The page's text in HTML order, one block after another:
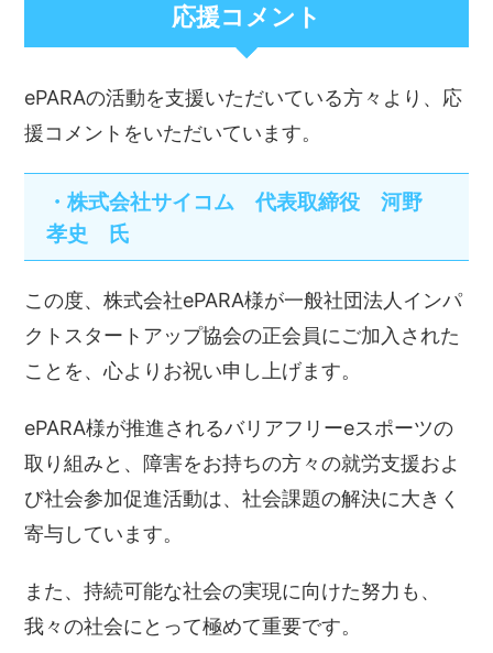
応援コメント
ePARAの活動を支援いただいている方々より、応
援コメントをいただいています。
・株式会社サイコム 代表取締役 河野
孝史 氏
この度、株式会社ePARA様が一般社団法人インパ
クトスタートアップ協会の正会員にご加入された
ことを、心よりお祝い申し上げます。
ePARA様が推進されるバリアフリーeスポーツの
取り組みと、障害をお持ちの方々の就労支援およ
び社会参加促進活動は、社会課題の解決に大きく
寄与しています。
また、持続可能な社会の実現に向けた努力も、
我々の社会にとって極めて重要です。